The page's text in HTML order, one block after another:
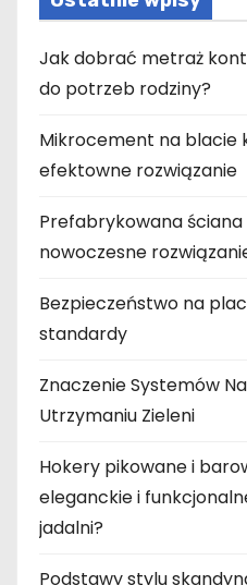
Jak dobrać metraż
do potrzeb rodziny?
Mikrocement na blacie
efektowne rozwiązanie
Prefabrykowana ściana
nowoczesne
Bezpieczeństwo na
standardy
Znaczenie Systemów
Utrzymaniu Zieleni
Hokery pikowane i
eleganckie i
jadalni?
Podstawy stylu